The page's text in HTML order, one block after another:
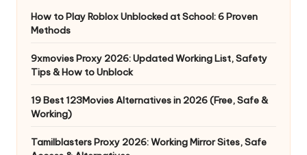
How to Play Roblox Unblocked at School: 6 Proven
Methods
9xmovies Proxy 2026: Updated Working List, Safety
Tips & How to Unblock
19 Best 123Movies Alternatives in 2026 (Free, Safe &
Working)
Tamilblasters Proxy 2026: Working Mirror Sites, Safe